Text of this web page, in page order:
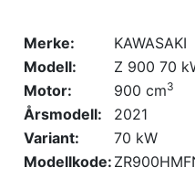
Merke:
KAWASAKI
Modell:
Z 900 70
Motor:
900 cm3
Årsmodell:
2021
Variant:
70 kW
Modellkode: